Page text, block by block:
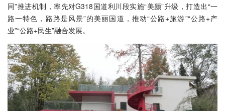
同”推进机制，率先对G318国道利川段实施“美颜”升级，打造出“一
路一特色，路路是风景”的美丽国道，推动“公路+旅游”“公路+产
业”“公路+民生”融合发展。